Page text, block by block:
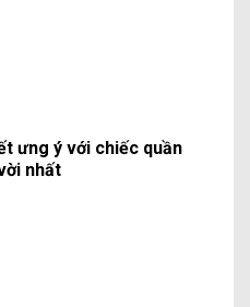
ưng ý với chiếc quần
nhất